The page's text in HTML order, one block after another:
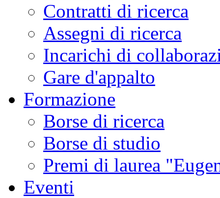
Contratti di ricerca
Assegni di ricerca
Incarichi di
Gare d'appalto
Formazione
Borse di ricerca
Borse di studio
Premi di laurea
Eventi